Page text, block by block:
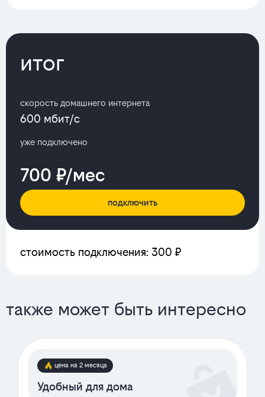
итог
скорость домашнего интернета
600 мбит/с
уже подключено
700 ₽/мес
подключить
стоимость подключения: 300 ₽
также может быть интересно
цена на 2 месяца
Удобный для дома